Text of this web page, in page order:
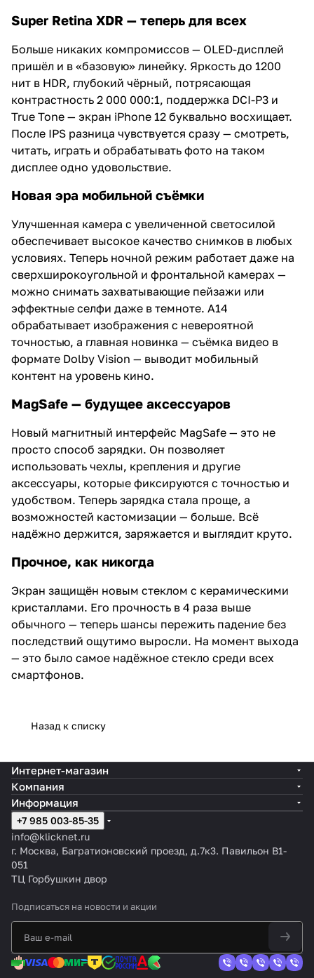
Super Retina XDR — теперь для всех
Больше никаких компромиссов — OLED-дисплей
пришёл и в «базовую» линейку. Яркость до 1200
нит в HDR, глубокий чёрный, потрясающая
контрастность 2 000 000:1, поддержка DCI-P3 и
True Tone — экран iPhone 12 буквально восхищает.
После IPS разница чувствуется сразу — смотреть,
читать, играть и обрабатывать фото на таком
дисплее одно удовольствие.
Новая эра мобильной съёмки
Улучшенная камера с увеличенной светосилой
обеспечивает высокое качество снимков в любых
условиях. Теперь ночной режим работает даже на
сверхширокоугольной и фронтальной камерах —
можно снимать захватывающие пейзажи или
эффектные селфи даже в темноте. A14
обрабатывает изображения с невероятной
точностью, а главная новинка — съёмка видео в
формате Dolby Vision — выводит мобильный
контент на уровень кино.
MagSafe — будущее аксессуаров
Новый магнитный интерфейс MagSafe — это не
просто способ зарядки. Он позволяет
использовать чехлы, крепления и другие
аксессуары, которые фиксируются с точностью и
удобством. Теперь зарядка стала проще, а
возможностей кастомизации — больше. Всё
надёжно держится, заряжается и выглядит круто.
Прочное, как никогда
Экран защищён новым стеклом с керамическими
кристаллами. Его прочность в 4 раза выше
обычного — теперь шансы пережить падение без
последствий ощутимо выросли. На момент выхода
— это было самое надёжное стекло среди всех
смартфонов.
Назад к списку
Интернет-магазин
Компания
Информация
+7 985 003-85-35
info@klicknet.ru
г. Москва, Багратионовский проезд, д.7к3. Павильон B1-
051
ТЦ Горбушкин двор
Подписаться на новости и акции